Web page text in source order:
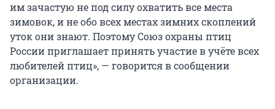
им зачастую не под силу охватить все места
зимовок, и не обо всех местах зимних скоплений
уток они знают. Поэтому Союз охраны птиц
России приглашает принять участие в учёте всех
любителей птиц», — говорится в сообщении
организации.